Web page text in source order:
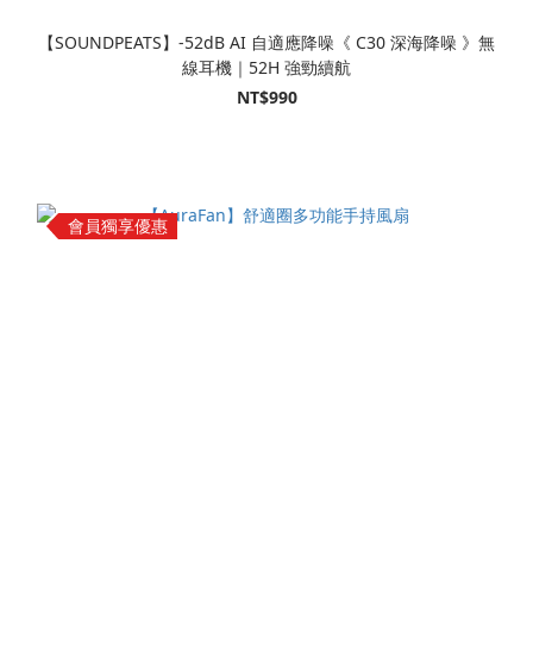
【SOUNDPEATS】-52dB AI 自適應降噪《 C30 深海降噪 》無
線耳機｜52H 強勁續航
NT$990
會員獨享優惠